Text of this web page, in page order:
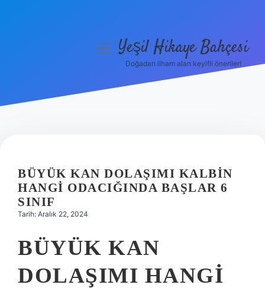
Hakkımızda
menüyüYeşil Hikaye Bahçesi
Doğadan ilham alan keyifli öneriler!
BÜYÜK KAN DOLAŞIMI KALBIN
HANGI ODACIĞINDA BAŞLAR 6
SINIF
Tarih: Aralık 22, 2024
BÜYÜK KAN
DOLAŞIMI HANGI